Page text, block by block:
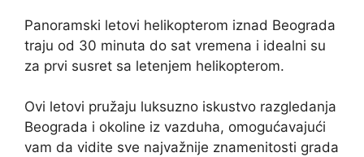
Panoramski letovi helikopterom iznad Beograda
traju od 30 minuta do sat vremena i idealni su
za prvi susret sa letenjem helikopterom.
Ovi letovi pružaju luksuzno iskustvo razgledanja
Beograda i okoline iz vazduha, omogućavajući
vam da vidite sve najvažnije znamenitosti grada